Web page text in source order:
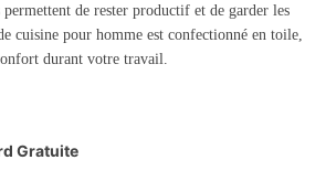
permettent de rester productif et de garder les
cuisine pour homme est confectionné en toile,
durant votre travail.
Gratuite